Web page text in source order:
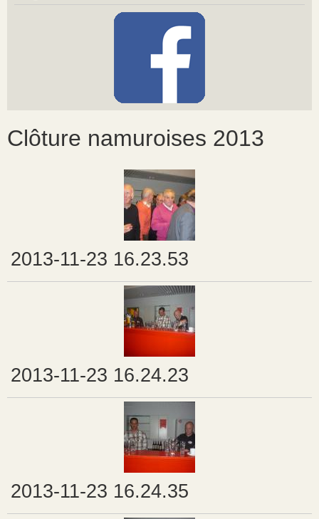
Clôture namuroises 2013
2013-11-23 16.23.53
2013-11-23 16.24.23
2013-11-23 16.24.35